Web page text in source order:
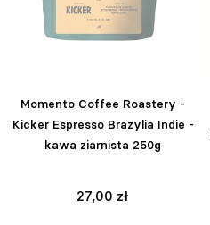
Momento Coffee Roastery -
Kicker Espresso Brazylia Indie -
kawa ziarnista 250g
27,00 zł